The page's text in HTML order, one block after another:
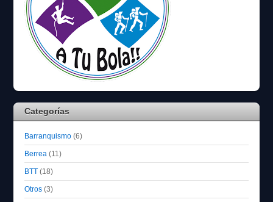
Categorías
Barranquismo (6)
Berrea (11)
BTT (18)
Otros (3)